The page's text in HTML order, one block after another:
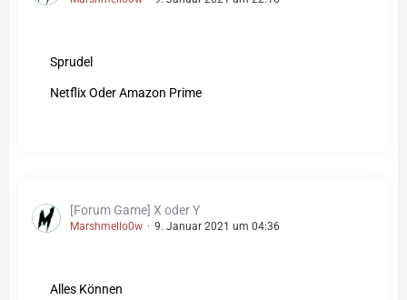
Sprudel
Netflix Oder Amazon Prime
[Forum Game] X oder Y
Marshmello0w 9. Januar 2021 um 04:36
Alles Können